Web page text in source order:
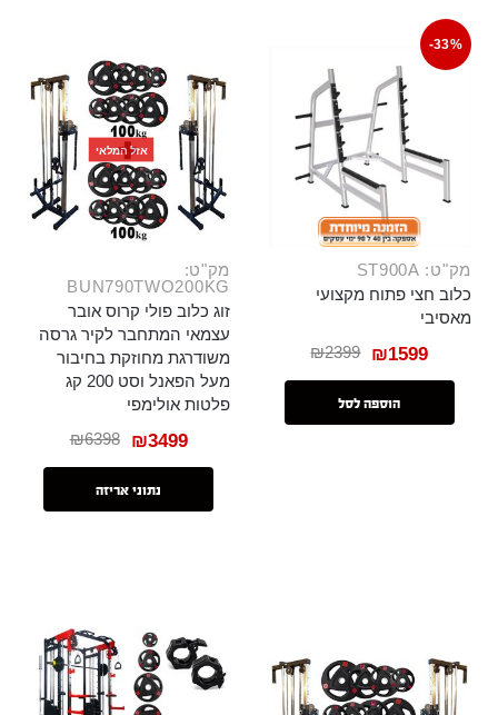
-33%
מק"ט: ST900A
כלוב חצי פתוח מקצועי
מאסיבי
₪2399 ₪1599
הוספה לסל
אזל המלאי
מק"ט:
BUN790TWO200KG
זוג כלוב פולי קרוס אובר
עצמאי המתחבר לקיר גרסה
משודרגת מחוזקת בחיבור
מעל הפאנל וסט 200 קג
פלטות אולימפי
₪6398 ₪3499
נתוני אריזה